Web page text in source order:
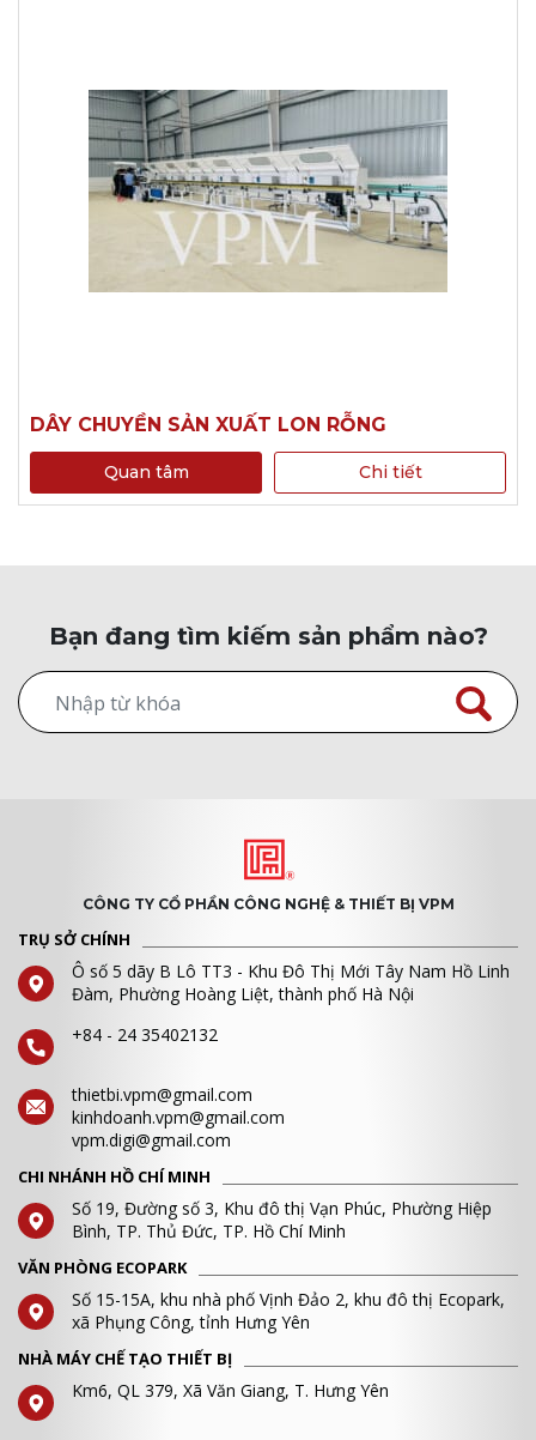
DÂY CHUYỀN SẢN XUẤT LON RỖNG
Quan tâm Chi tiết
Bạn đang tìm kiếm sản phẩm nào?
CÔNG TY CỔ PHẦN CÔNG NGHỆ & THIẾT BỊ VPM
TRỤ SỞ CHÍNH
Ô số 5 dãy B Lô TT3 - Khu Đô Thị Mới Tây Nam Hồ Linh
Đàm, Phường Hoàng Liệt, thành phố Hà Nội
+84 - 24 35402132
thietbi.vpm@gmail.com
kinhdoanh.vpm@gmail.com
vpm.digi@gmail.com
CHI NHÁNH HỒ CHÍ MINH
Số 19, Đường số 3, Khu đô thị Vạn Phúc, Phường Hiệp
Bình, TP. Thủ Đức, TP. Hồ Chí Minh
VĂN PHÒNG ECOPARK
Số 15-15A, khu nhà phố Vịnh Đảo 2, khu đô thị Ecopark,
xã Phụng Công, tỉnh Hưng Yên
NHÀ MÁY CHẾ TẠO THIẾT BỊ
Km6, QL 379, Xã Văn Giang, T. Hưng Yên